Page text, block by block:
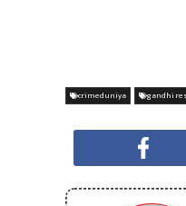
crimeduniya gandhi